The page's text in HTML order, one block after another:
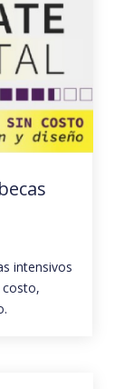
intensivos
costo,